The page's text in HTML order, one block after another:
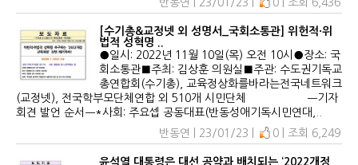
반동연 | 23/01/23 |
0 | 조회 6,436
[수기총&교정넷 외 성명서_국회소통관] 위헌적·위
법적 성혁명 ..
●일시: 2022년 11월 10일(목) 오전 10시●장소: 국
회소통관■주최: 김상훈 의원실■주관: 수도권기독교
총연합회(수기총), 교육정상화를바라는전국네트워크
(교정넷), 전국학부모단체연합 외 510개 시민단체 ㅡ기자
회견 발언 순서ㅡ*사회: 주요셉 공동대표(반동성애기독시민연대,..
반동연 | 23/01/23 |
0 | 조회 6,249
윤석열 대통령은 대선 공약과 배치되는 ‘2022개정